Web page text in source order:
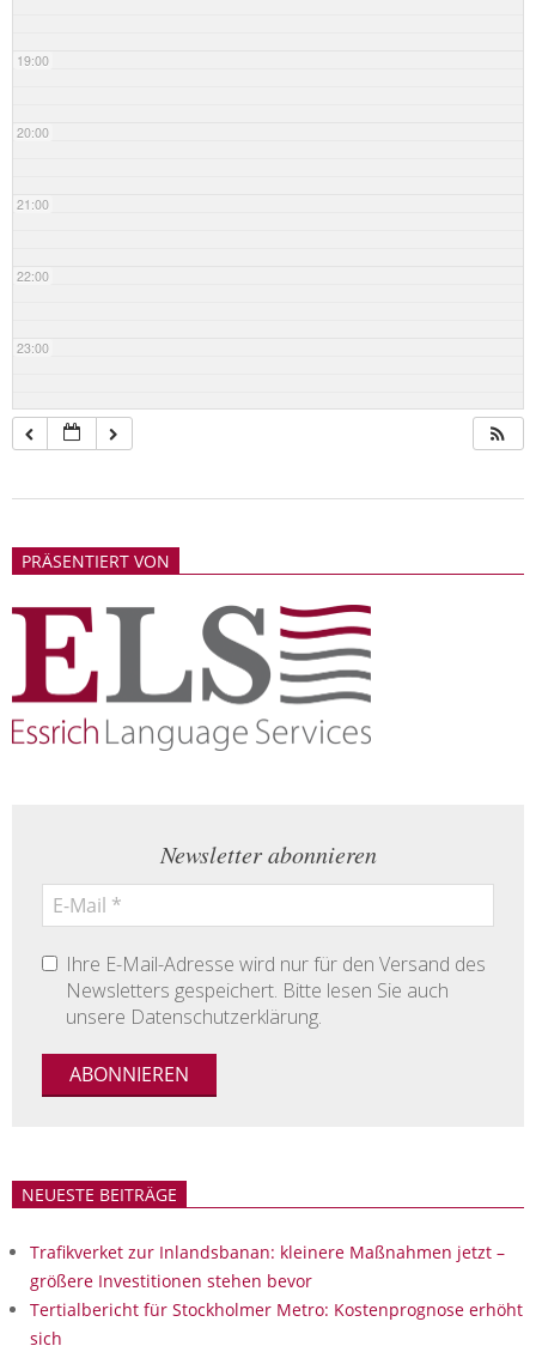
19:00
20:00
21:00
22:00
23:00
21PRÄSENTIERT VON
Newsletter abonnieren
Ihre E-Mail-Adresse wird nur für den Versand des
Newsletters gespeichert. Bitte lesen Sie auch
unsere Datenschutzerklärung.
NEUESTE BEITRÄGE
Trafikverket zur Inlandsbanan: kleinere Maßnahmen jetzt –
größere Investitionen stehen bevor
Tertialbericht für Stockholmer Metro: Kostenprognose erhöht
sich